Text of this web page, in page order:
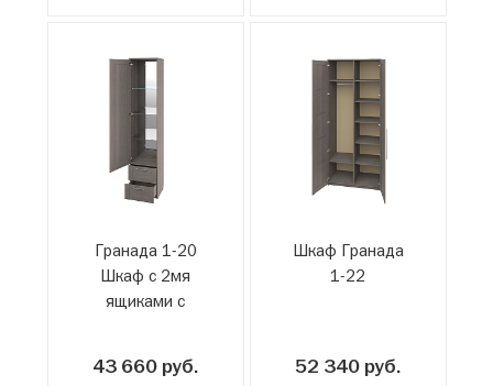
Гранада 1-20
Шкаф с 2мя
ящиками с
43 660 руб.
Шкаф Гранада
1-22
52 340 руб.